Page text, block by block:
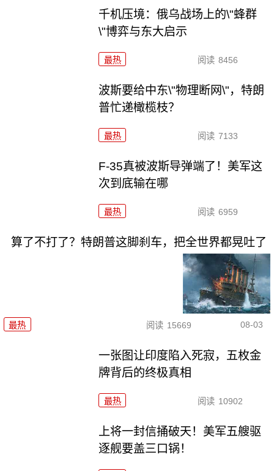
千机压境：俄乌战场上的\"蜂群
\"博弈与东大启示
最热 阅读 8456
波斯要给中东\"物理断网\"，特朗
普忙递橄榄枝？
最热 阅读 7133
F-35真被波斯导弹端了！美军这
次到底输在哪
最热 阅读 6959
算了不打了？特朗普这脚刹车，把全世界都晃吐了
最热 阅读 15669 08-03
一张图让印度陷入死寂，五枚金
牌背后的终极真相
最热 阅读 10902
上将一封信捅破天！美军五艘驱
逐舰要盖三口锅！